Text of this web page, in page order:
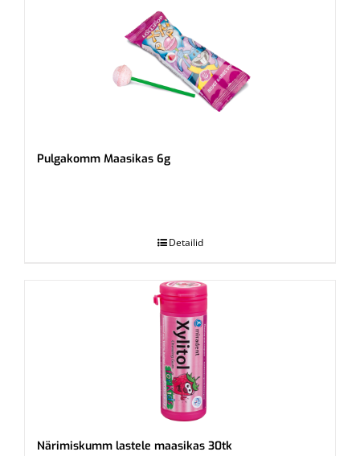
Pulgakomm Maasikas 6g
Detailid
Närimiskumm lastele maasikas 30tk